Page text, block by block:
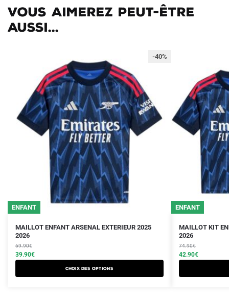
Vous aimerez peut-être
aussi...
-40%
ENFANT
MAILLOT ENFANT ARSENAL EXTERIEUR 2025
2026
69.90€
Le
prix
initial
était :
39.90€
Le
prix
actuel
est :
Choix des options
Ce
produit
a
plusieurs
variations.
ENFANT
MAILLOT KIT
2026
74.90€
Le
prix
initial
était :
42.90€
Le
prix
actuel
est :
Ce
produit
a
plusieurs
variations.